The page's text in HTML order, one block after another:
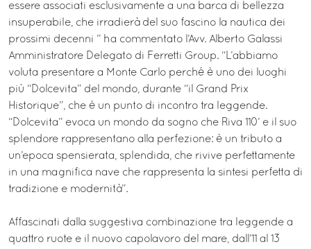
essere associati esclusivamente a una barca di bellezza
insuperabile, che irradierà del suo fascino la nautica dei
prossimi decenni ” ha commentato l’Avv. Alberto Galassi
Amministratore Delegato di Ferretti Group. “L’abbiamo
voluta presentare a Monte Carlo perché è uno dei luoghi
più “Dolcevita” del mondo, durante “il Grand Prix
Historique”, che è un punto di incontro tra leggende.
“Dolcevita” evoca un mondo da sogno che Riva 110’ e il suo
splendore rappresentano alla perfezione: è un tributo a
un’epoca spensierata, splendida, che rivive perfettamente
in una magnifica nave che rappresenta la sintesi perfetta di
tradizione e modernità”.
Affascinati dalla suggestiva combinazione tra leggende a
quattro ruote e il nuovo capolavoro del mare, dall’11 al 13